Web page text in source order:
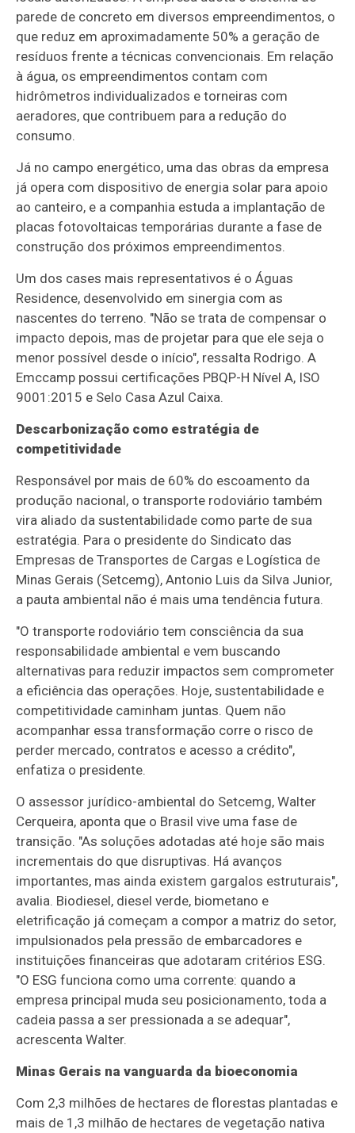
parede de concreto em diversos empreendimentos, o
que reduz em aproximadamente 50% a geração de
resíduos frente a técnicas convencionais. Em relação
à água, os empreendimentos contam com
hidrômetros individualizados e torneiras com
aeradores, que contribuem para a redução do
consumo.
Já no campo energético, uma das obras da empresa
já opera com dispositivo de energia solar para apoio
ao canteiro, e a companhia estuda a implantação de
placas fotovoltaicas temporárias durante a fase de
construção dos próximos empreendimentos.
Um dos cases mais representativos é o Águas
Residence, desenvolvido em sinergia com as
nascentes do terreno. "Não se trata de compensar o
impacto depois, mas de projetar para que ele seja o
menor possível desde o início", ressalta Rodrigo. A
Emccamp possui certificações PBQP-H Nível A, ISO
9001:2015 e Selo Casa Azul Caixa.
Descarbonização como estratégia de
competitividade
Responsável por mais de 60% do escoamento da
produção nacional, o transporte rodoviário também
vira aliado da sustentabilidade como parte de sua
estratégia. Para o presidente do Sindicato das
Empresas de Transportes de Cargas e Logística de
Minas Gerais (Setcemg), Antonio Luis da Silva Junior,
a pauta ambiental não é mais uma tendência futura.
"O transporte rodoviário tem consciência da sua
responsabilidade ambiental e vem buscando
alternativas para reduzir impactos sem comprometer
a eficiência das operações. Hoje, sustentabilidade e
competitividade caminham juntas. Quem não
acompanhar essa transformação corre o risco de
perder mercado, contratos e acesso a crédito",
enfatiza o presidente.
O assessor jurídico-ambiental do Setcemg, Walter
Cerqueira, aponta que o Brasil vive uma fase de
transição. "As soluções adotadas até hoje são mais
incrementais do que disruptivas. Há avanços
importantes, mas ainda existem gargalos estruturais",
avalia. Biodiesel, diesel verde, biometano e
eletrificação já começam a compor a matriz do setor,
impulsionados pela pressão de embarcadores e
instituições financeiras que adotaram critérios ESG.
"O ESG funciona como uma corrente: quando a
empresa principal muda seu posicionamento, toda a
cadeia passa a ser pressionada a se adequar",
acrescenta Walter.
Minas Gerais na vanguarda da bioeconomia
Com 2,3 milhões de hectares de florestas plantadas e
mais de 1,3 milhão de hectares de vegetação nativa